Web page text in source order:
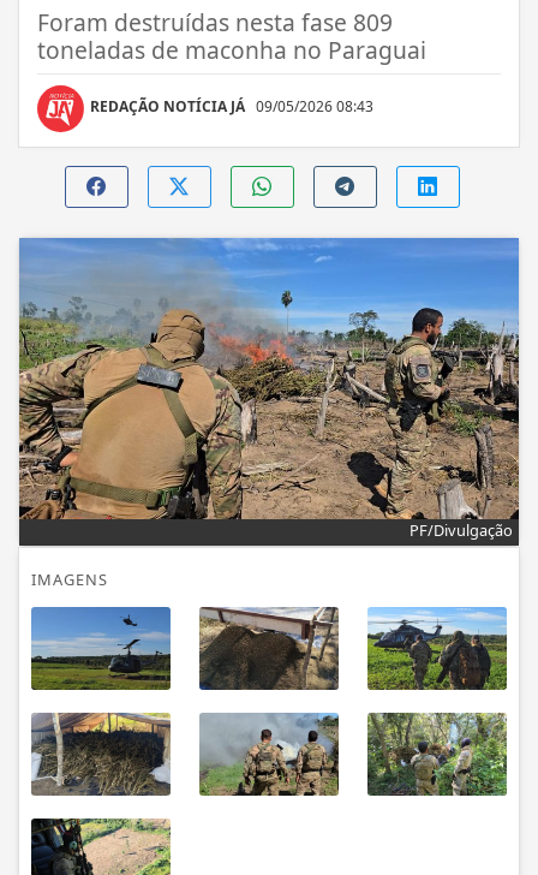
Foram destruídas nesta fase 809
toneladas de maconha no Paraguai
REDAÇÃO NOTÍCIA JÁ 09/05/2026 08:43
PF/Divulgação
IMAGENS